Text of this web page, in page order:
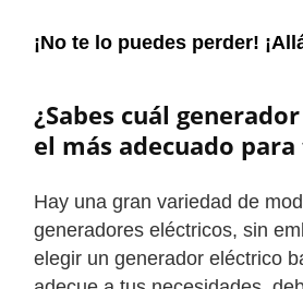
¡No te lo puedes perder!
¿Sabes cuál
el más adecuado para
Hay una gran variedad de
generadores eléctricos, sin
elegir un generador eléctrico